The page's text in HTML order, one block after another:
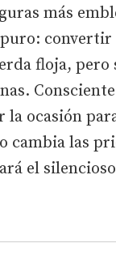
más
convertir
floja, pero
ocasión
cambia las
el silencioso